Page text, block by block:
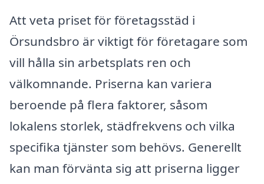
Att veta priset för företagsstäd i
Örsundsbro är viktigt för företagare som
vill hålla sin arbetsplats ren och
välkomnande. Priserna kan variera
beroende på flera faktorer, såsom
lokalens storlek, städfrekvens och vilka
specifika tjänster som behövs. Generellt
kan man förvänta sig att priserna ligger